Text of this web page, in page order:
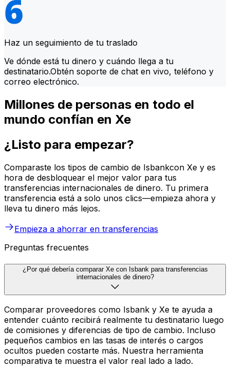
Haz un seguimiento de tu traslado
Ve dónde está tu dinero y cuándo llega a tu
destinatario.Obtén soporte de chat en vivo, teléfono y
correo electrónico.
Millones de personas en todo el
mundo confían en Xe
¿Listo para empezar?
Comparaste los tipos de cambio de Isbankcon Xe y es
hora de desbloquear el mejor valor para tus
transferencias internacionales de dinero. Tu primera
transferencia está a solo unos clics—empieza ahora y
lleva tu dinero más lejos.
Empieza a ahorrar en transferencias
Preguntas frecuentes
¿Por qué debería comparar Xe con Isbank para transferencias
internacionales de dinero?
Comparar proveedores como Isbank y Xe te ayuda a
entender cuánto recibirá realmente tu destinatario luego
de comisiones y diferencias de tipo de cambio. Incluso
pequeños cambios en las tasas de interés o cargos
ocultos pueden costarte más. Nuestra herramienta
comparativa te muestra el valor real lado a lado.